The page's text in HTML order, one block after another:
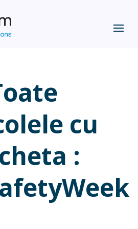
cu
: